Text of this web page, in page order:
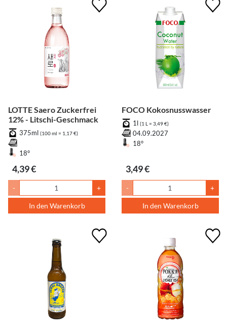
LOTTE Saero Zuckerfrei
12% - Litschi-Geschmack
375ml (100 ml = 1,17 €)
18°
4,39 €
- +
In den Warenkorb
FOCO Kokosnusswasser
1l (1 L = 3,49 €)
04.09.2027
18°
3,49 €
- +
In den Warenkorb